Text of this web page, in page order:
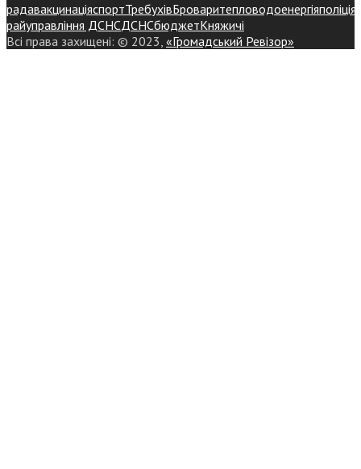
радавакцинаціяспортТребухівБроваритепловодоенергіяполіція
райуправління ДСНСДСНСбюджетКняжичі
Всі права захищені: © 2023, «Громадський Ревізор»